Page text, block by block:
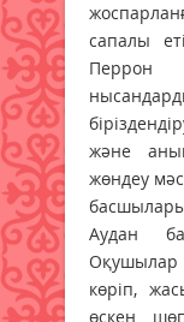
сапалы
Перрон
және
жөндеу
Аудан
Оқушылар
көріп,
өскен